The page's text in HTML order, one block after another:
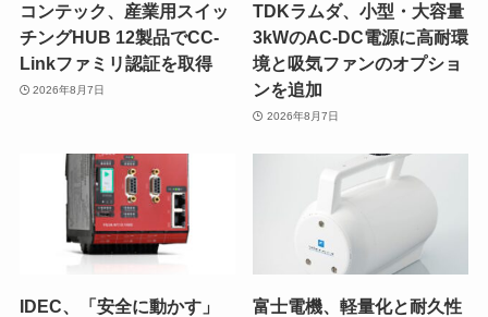
コンテック、産業用スイッ
チングHUB 12製品でCC-
Linkファミリ認証を取得
2026年8月7日
TDKラムダ、小型・大容量
3kWのAC-DC電源に高耐環
境と吸気ファンのオプショ
ンを追加
2026年8月7日
IDEC、「安全に動かす」
富士電機、軽量化と耐久性